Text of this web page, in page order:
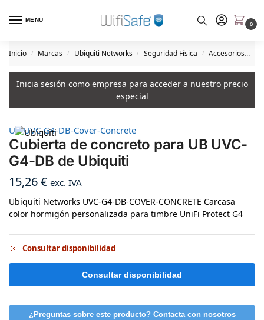
MENU
0
Inicio / Marcas / Ubiquiti Networks / Seguridad Física / Accesorios
Inicia sesión como empresa para acceder a nuestro precio
especial
UB UVC-G4-DB-Cover-Concrete
Cubierta de concreto para UB UVC-
G4-DB de Ubiquiti
15,26€ exc. IVA
Ubiquiti Networks UVC-G4-DB-COVER-CONCRETE Carcasa
color hormigón personalizada para timbre UniFi Protect G4
Consultar disponibilidad
¿Preguntas sobre este producto? Contacta con nosotros